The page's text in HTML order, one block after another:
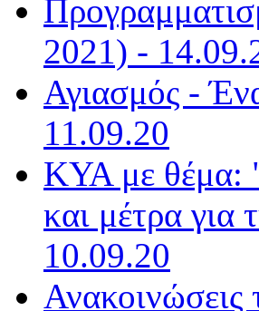
2021) -
Αγιασμός -
11.09.20
ΚΥΑ με θέμα:
και μέτρα
10.09.20